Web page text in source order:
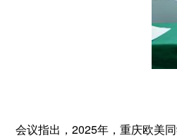
会议指出，2025年，重庆欧美同